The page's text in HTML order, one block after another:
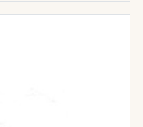
Sa capacité
de tous